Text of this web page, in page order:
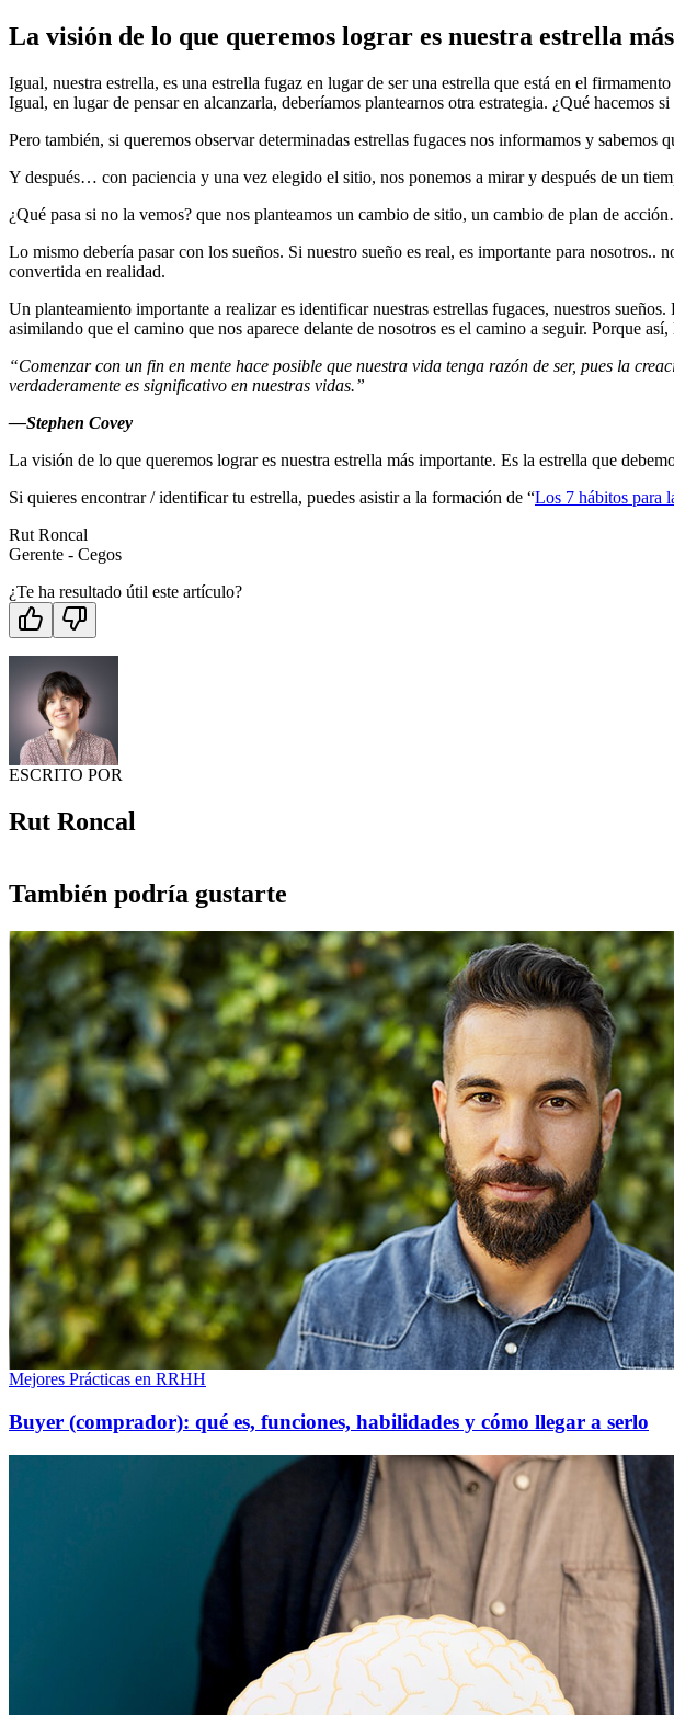
La visión de lo que queremos lograr es nuestra estrella
Igual, nuestra estrella, es una estrella fugaz en lugar de ser una estrella que está en el
Igual, en lugar de pensar en alcanzarla, deberíamos plantearnos otra estrategia. ¿Qué
Pero también, si queremos observar determinadas estrellas fugaces nos informamos y
Y después… con paciencia y una vez elegido el sitio, nos ponemos a mirar y después de un
¿Qué pasa si no la vemos? que nos planteamos un cambio de sitio, un cambio de plan de
Lo mismo debería pasar con los sueños. Si nuestro sueño es real, es importante para
convertida en realidad.
Un planteamiento importante a realizar es identificar nuestras estrellas fugaces, nuestros
asimilando que el camino que nos aparece delante de nosotros es el camino a seguir. Porque
“Comenzar con un fin en mente hace posible que nuestra vida tenga razón de ser, pues la
verdaderamente es significativo en nuestras vidas.”
―Stephen Covey
La visión de lo que queremos lograr es nuestra estrella más importante. Es la estrella que
Si quieres encontrar / identificar tu estrella, puedes asistir a la formación de “Los 7 hábitos para
Rut Roncal
Gerente - Cegos
¿Te ha resultado útil este artículo?
ESCRITO POR
Rut Roncal
También podría gustarte
Mejores Prácticas en RRHH
Buyer (comprador): qué es, funciones, habilidades y cómo llegar a serlo